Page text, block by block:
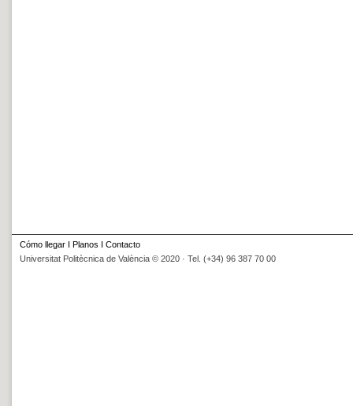
Cómo llegar I Planos I Contacto
Universitat Politècnica de València © 2020 · Tel. (+34) 96 387 70 00